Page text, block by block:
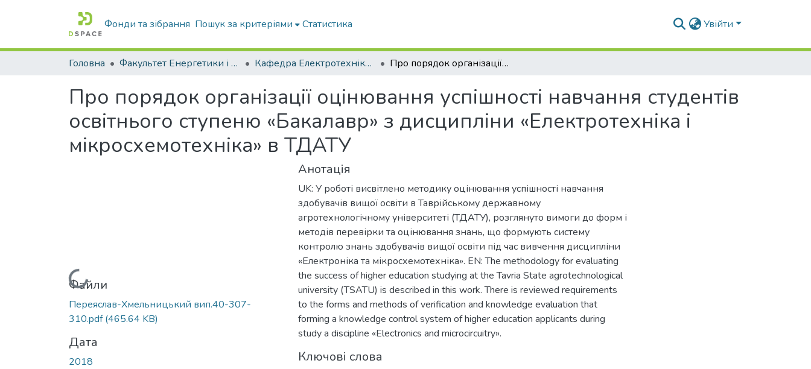
Фонди та зібрання Пошук за критеріями Статистика Увійти
Головна Факультет Енергетики і комп'ютерних технологій Кафедра Електротехніки і електромеханіки ім. проф. В.В. Овчарова Про порядок організації оцінювання успішності навчання студентів освітнього ступеню «Бакалавр» з дисципліни «Електротехніка і мікросхемотехніка» в ТДАТУ
Про порядок організації оцінювання успішності навчання студентів
освітнього ступеню «Бакалавр» з дисципліни «Електротехніка і
мікросхемотехніка» в ТДАТУ
Вантажиться...
Файли
Переяслав-Хмельницький вип.40-307-
310.pdf(465.64 KB)
Дата
2018
Анотація
UK: У роботі висвітлено методику оцінювання успішності навчання
здобувачів вищої освіти в Таврійському державному
агротехнологічному університеті (ТДАТУ), розглянуто вимоги до форм і
методів перевірки та оцінювання знань, що формують систему
контролю знань здобувачів вищої освіти під час вивчення дисципліни
«Електроніка та мікросхемотехніка». EN: The methodology for evaluating
the success of higher education studying at the Tavria State agrotechnological
university (TSATU) is described in this work. There is reviewed requirements
to the forms and methods of verification and knowledge evaluation that
forming a knowledge control system of higher education applicants during
study a discipline «Electronics and microcircuitry».
Ключові слова